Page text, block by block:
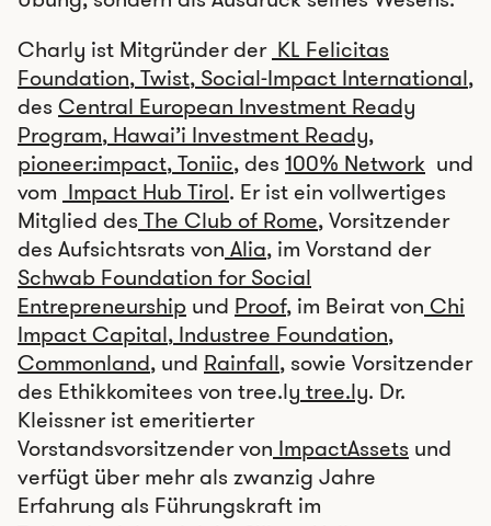
Charly ist Mitgründer der KL Felicitas
Foundation, Twist, Social-Impact International,
des Central European Investment Ready
Program, Hawai’i Investment Ready,
pioneer:impact, Toniic, des 100% Network und
vom Impact Hub Tirol. Er ist ein vollwertiges
Mitglied des The Club of Rome, Vorsitzender
des Aufsichtsrats von Alia, im Vorstand der
Schwab Foundation for Social
Entrepreneurship und Proof, im Beirat von Chi
Impact Capital, Industree Foundation,
Commonland, und Rainfall, sowie Vorsitzender
des Ethikkomitees von tree.ly tree.ly. Dr.
Kleissner ist emeritierter
Vorstandsvorsitzender von ImpactAssets und
verfügt über mehr als zwanzig Jahre
Erfahrung als Führungskraft im